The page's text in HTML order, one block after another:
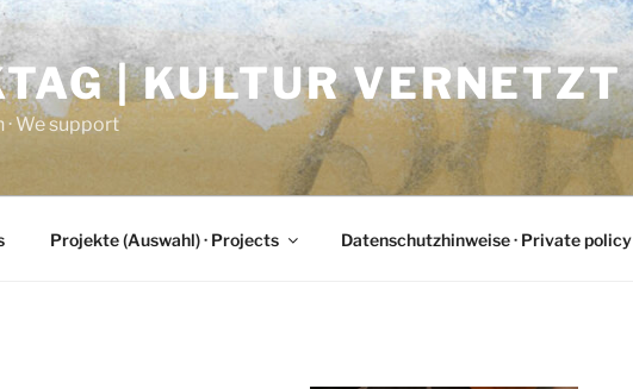
| KULTUR VERNETZT
We support
Projekte (Auswahl) · Projects Datenschutzhinweise · Private policy